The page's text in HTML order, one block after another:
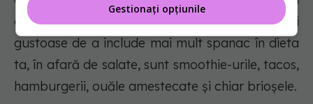
conținut scăzut de sodiu. Alte modalități
gustoase de a include mai mult spanac în dieta
ta, în afară de salate, sunt smoothie-urile, tacos,
hamburgerii, ouăle amestecate și chiar brioșele.
Gestionați opțiunile